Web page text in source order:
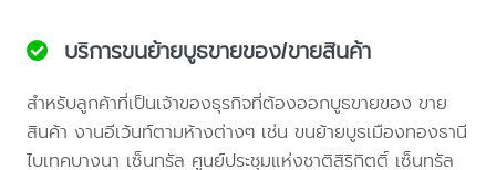
บริการขนย้ายบูธขายของ/ขายสินค้า
สำหรับลูกค้าที่เป็นเจ้าของธุรกิจที่ต้องออกบูธขายของ ขาย
สินค้า งานอีเว้นท์ตามห้างต่างๆ เช่น ขนย้ายบูธเมืองทองธานี
ไบเทคบางนา เซ็นทรัล ศูนย์ประชุมแห่งชาติสิริกิตติ์ เซ็นทรัล